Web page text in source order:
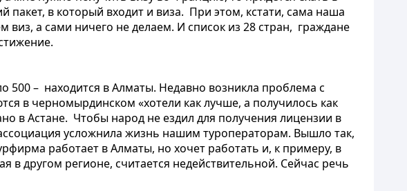
в который входит и виза. При этом, кстати, сама наша
виз, а сами ничего не делаем. И список из 28 стран, граждане
500 – находится в Алматы. Недавно возникла проблема с
в черномырдинском «хотели как лучше, а получилось как
в Астане. Чтобы народ не ездил для получения лицензии в
усложнила жизнь нашим туроператорам. Вышло так,
работает в Алматы, но хочет работать и, к примеру, в
другом регионе, считается недействительной. Сейчас речь